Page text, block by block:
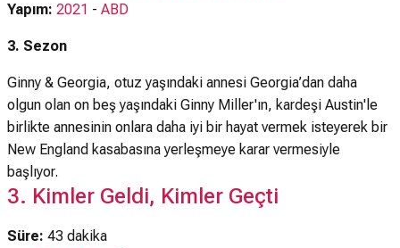
Yapım: 2021 - ABD
3. Sezon
Ginny & Georgia, otuz yaşındaki annesi Georgia’dan daha
olgun olan on beş yaşındaki Ginny Miller'ın, kardeşi Austin'le
birlikte annesinin onlara daha iyi bir hayat vermek isteyerek bir
New England kasabasına yerleşmeye karar vermesiyle
başlıyor.
3. Kimler Geldi, Kimler Geçti
Süre: 43 dakika